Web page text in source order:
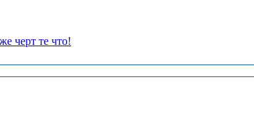
черт те что!